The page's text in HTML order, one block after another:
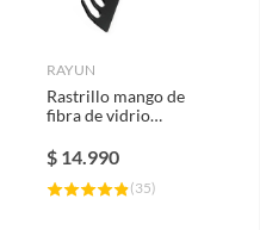
RAYUN
Rastrillo mango de
fibra de vidrio
$ 14.990
(35)